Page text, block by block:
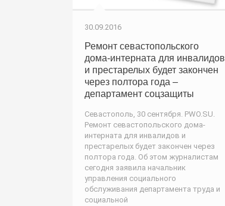
30.09.2016
Ремонт севастопольского
дома-интерната для инвалидов
и престарелых будет закончен
через полтора года –
департамент соцзащиты
Севастополь, 30 сентября. PWO.SU.
Ремонт севастопольского дома-
интерната для инвалидов и
престарелых будет закончен через
полтора года. Об этом журналистам
сегодня заявила начальник
управления социального
обслуживания департамента труда и
социальной